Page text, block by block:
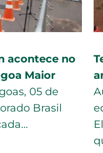
acontece no
Maior
05 de
Brasil